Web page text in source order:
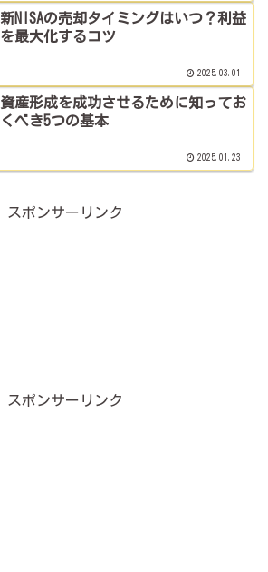
新NISAの売却タイミングはいつ？利益
を最大化するコツ
2025.03.01
資産形成を成功させるために知ってお
くべき5つの基本
2025.01.23
スポンサーリンク
スポンサーリンク